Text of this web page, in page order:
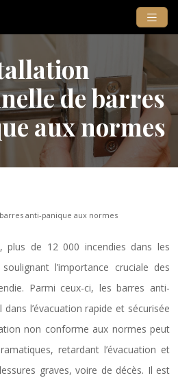
de barres
aux normes
anti-panique aux normes
plus de 12 000 incendies dans les
l’importance cruciale des
Parmi ceux-ci, les barres anti-
l’évacuation rapide et sécurisée
non conforme aux normes peut
retardant l’évacuation et
graves, voire de décès. Il est